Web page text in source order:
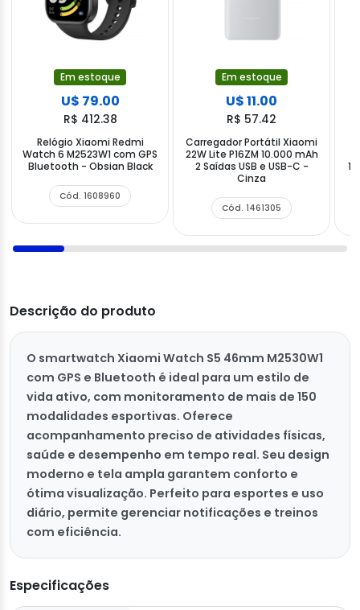
Em estoque
U$ 79.00
R$ 412.38
Relógio Xiaomi Redmi
Watch 6 M2523W1 com GPS
Bluetooth - Obsian Black
Cód. 1608960
Em estoque
U$ 11.00
R$ 57.42
Carregador Portátil Xiaomi
22W Lite P16ZM 10.000 mAh
2 Saídas USB e USB-C -
Cinza
Cód. 1461305
Descrição do produto
O smartwatch Xiaomi Watch S5 46mm M2530W1
com GPS e Bluetooth é ideal para um estilo de
vida ativo, com monitoramento de mais de 150
modalidades esportivas. Oferece
acompanhamento preciso de atividades físicas,
saúde e desempenho em tempo real. Seu design
moderno e tela ampla garantem conforto e
ótima visualização. Perfeito para esportes e uso
diário, permite gerenciar notificações e treinos
com eficiência.
Especificações